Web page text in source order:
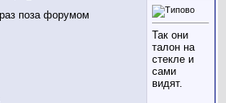
Так они
талон на
стекле и
сами
видят.